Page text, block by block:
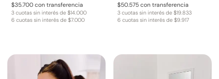
$35.700con transferencia
3 cuotas sin interés de $14.000
6 cuotas sin interés de $7.000
$50.575con transferencia
3 cuotas sin interés de$19.833
6 cuotas sin interés de$9.917